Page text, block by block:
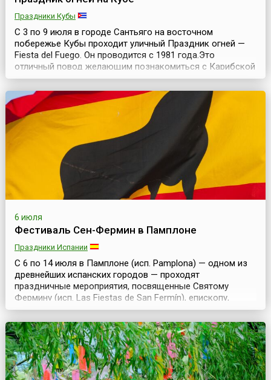
Праздники Кубы
С 3 по 9 июля в городе Сантьяго на восточном
побережье Кубы проходит уличный Праздник огней —
Fiesta del Fuego. Он проводится с 1981 года.Это
отличный повод желающим познакомиться с Карибской
культурой, протанцевав всю ночь на улицах Сантьяго-
де-Куба, подкрепившись (если есть желание)
знаменитым кубинским ромом. Сантьяго-де-Куба —
«первый город революции». Как и все хорошие
революционеры, ...
6 июля
Фестиваль Сен-Фермин в Памплоне
Праздники Испании
С 6 по 14 июля в Памплоне (исп. Pamplona) — одном из
древнейших испанских городов — проходят
праздничные мероприятия, посвященные Святому
Фермину (исп. Las Fiestas de San Fermín), епископу,
жившему в 13 веке и спасшему некогда Памплону от
эпидемии чумы. Являясь поначалу чисто религиозным,
со временем праздник превратился в красочное
народное гуляние. Горожане, одетые в баскскую
национальную од...